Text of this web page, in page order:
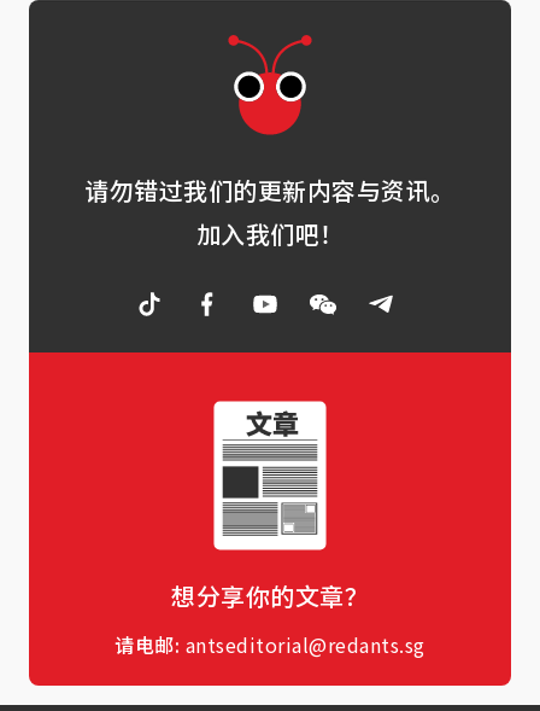
请勿错过我们的更新内容与资讯。
加入我们吧！
想分享你的文章？
请电邮: antseditorial@redants.sg